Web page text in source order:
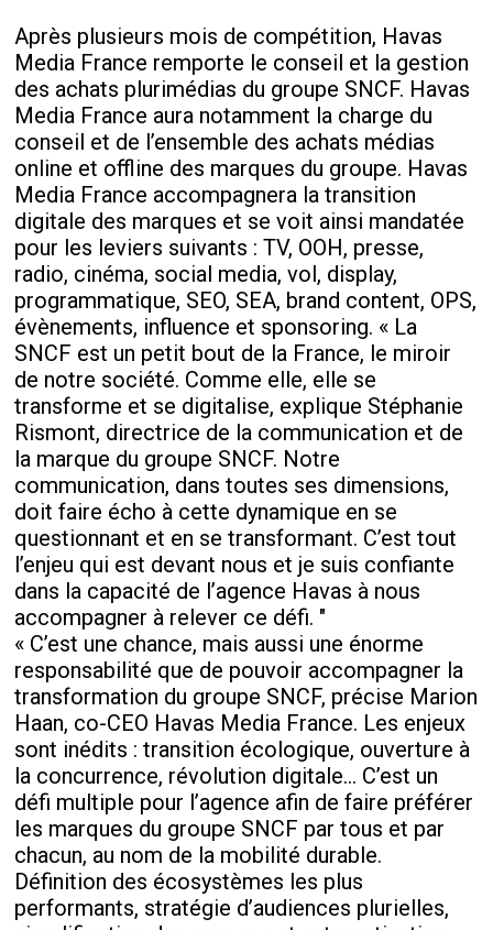
Après plusieurs mois de compétition, Havas
Media France remporte le conseil et la gestion
des achats plurimédias du groupe SNCF. Havas
Media France aura notamment la charge du
conseil et de l’ensemble des achats médias
online et offline des marques du groupe. Havas
Media France accompagnera la transition
digitale des marques et se voit ainsi mandatée
pour les leviers suivants : TV, OOH, presse,
radio, cinéma, social media, vol, display,
programmatique, SEO, SEA, brand content, OPS,
évènements, influence et sponsoring. « La
SNCF est un petit bout de la France, le miroir
de notre société. Comme elle, elle se
transforme et se digitalise, explique Stéphanie
Rismont, directrice de la communication et de
la marque du groupe SNCF. Notre
communication, dans toutes ses dimensions,
doit faire écho à cette dynamique en se
questionnant et en se transformant. C’est tout
l’enjeu qui est devant nous et je suis confiante
dans la capacité de l’agence Havas à nous
accompagner à relever ce défi. "
« C’est une chance, mais aussi une énorme
responsabilité que de pouvoir accompagner la
transformation du groupe SNCF, précise Marion
Haan, co-CEO Havas Media France. Les enjeux
sont inédits : transition écologique, ouverture à
la concurrence, révolution digitale… C’est un
défi multiple pour l’agence afin de faire préférer
les marques du groupe SNCF par tous et par
chacun, au nom de la mobilité durable.
Définition des écosystèmes les plus
performants, stratégie d’audiences plurielles,